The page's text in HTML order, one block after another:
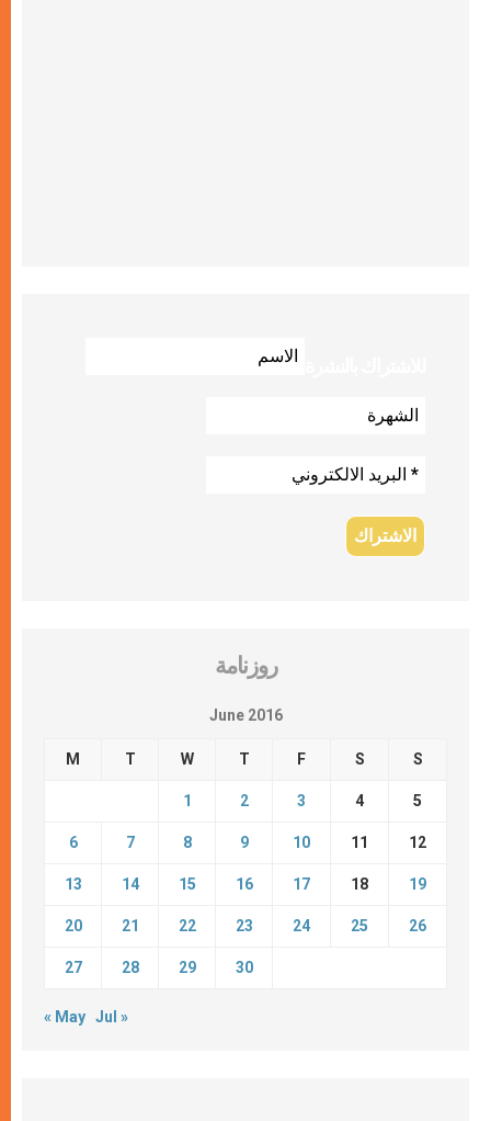
روزنامة
June 2016
M T W T F S S
1 2 3 4 5
6 7 8 9 10 11 12
13 14 15 16 17 18 19
20 21 22 23 24 25 26
27 28 29 30
« May Jul »